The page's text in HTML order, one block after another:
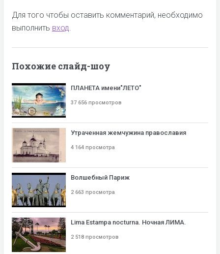
Для того чтобы оставить комментарий, необходимо
выполнить вход.
Похожие слайд-шоу
ПЛАНЕТА имени"ЛЕТО"
37 656 просмотров
Утраченная жемчужина православия
4 164 просмотра
Волшебный Париж
2 663 просмотра
Lima Estampa nocturna. Ночная ЛИМА.
2 518 просмотров